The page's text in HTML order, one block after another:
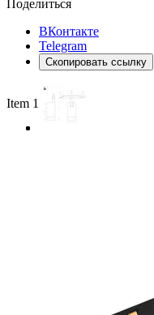
Поделиться
ВКонтакте
Telegram
Скопировать ссылку
Item 1 of 3